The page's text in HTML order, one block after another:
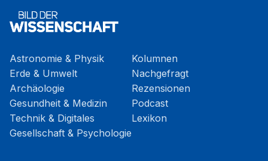
Astronomie & Physik
Erde & Umwelt
Archäologie
Gesundheit & Medizin
Technik & Digitales
Gesellschaft & Psychologie
Kolumnen
Nachgefragt
Rezensionen
Podcast
Lexikon